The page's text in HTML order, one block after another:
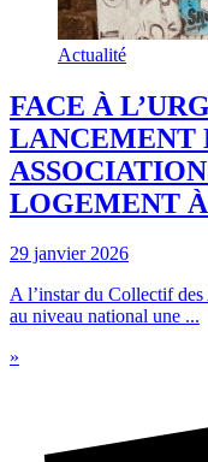
Actualité
FACE À
LANCEMENT
LOGEMENT
29 janvier 2026
A l’instar du Collectif
au niveau national une ...
»